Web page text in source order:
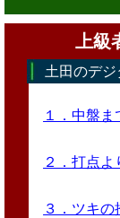
上級
土田のデジ
１．中盤
２．打点よ
３．ツキ